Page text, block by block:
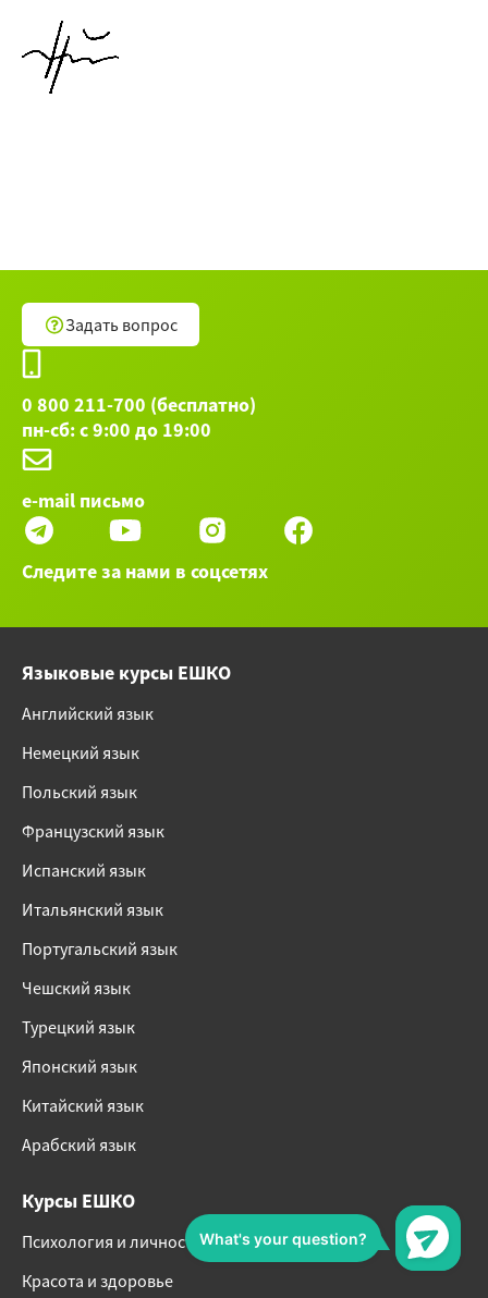
Задать вопрос
0 800 211-700 (бесплатно)
пн-сб: с 9:00 до 19:00
e-mail письмо
Следите за нами в соцсетях
Языковые курсы ЕШКО
Английский язык
Немецкий язык
Польский язык
Французский язык
Испанский язык
Итальянский язык
Португальский язык
Чешский язык
Турецкий язык
Японский язык
Китайский язык
Арабский язык
Курсы ЕШКО
Психология и личностный рост
Красота и здоровье